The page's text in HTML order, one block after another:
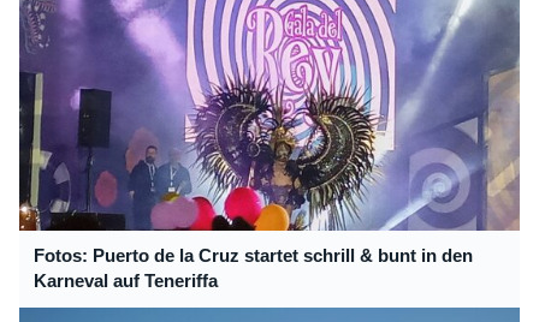
Fotos: Puerto de la Cruz startet schrill & bunt in den
Karneval auf Teneriffa